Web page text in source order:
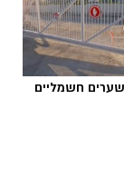
חשמליים